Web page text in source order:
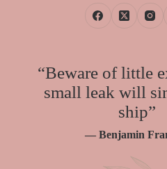
“Beware of little
small leak will
ship”
— Benjamin